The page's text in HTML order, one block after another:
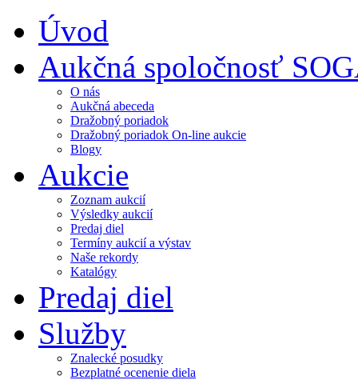
Úvod
Aukčná spoločnosť
O nás
Aukčná abeceda
Dražobný poriadok
Dražobný poriadok On-line aukcie
Blogy
Aukcie
Zoznam aukcií
Výsledky aukcií
Predaj diel
Termíny aukcií a výstav
Naše rekordy
Katalógy
Predaj diel
Služby
Znalecké posudky
Bezplatné ocenenie diela